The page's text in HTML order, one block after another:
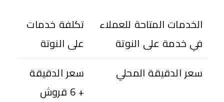
الخدمات المتاحة للعملاء
في خدمة على النوتة
تكلفة خدمات
على النوتة
سعر الدقيقة المحلي
سعر الدقيقة
+ 6 قروش